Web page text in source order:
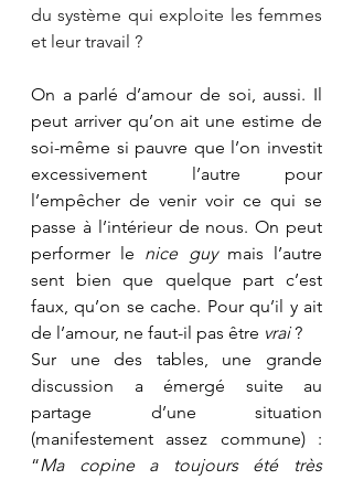
du système qui exploite les femmes
et leur travail ?
On a parlé d’amour de soi, aussi. Il
peut arriver qu’on ait une estime de
soi-même si pauvre que l’on investit
excessivement l’autre pour
l’empêcher de venir voir ce qui se
passe à l’intérieur de nous. On peut
performer le nice guy mais l’autre
sent bien que quelque part c’est
faux, qu’on se cache. Pour qu’il y ait
de l’amour, ne faut-il pas être vrai ?
Sur une des tables, une grande
discussion a émergé suite au
partage d’une situation
(manifestement assez commune) :
“Ma copine a toujours été très